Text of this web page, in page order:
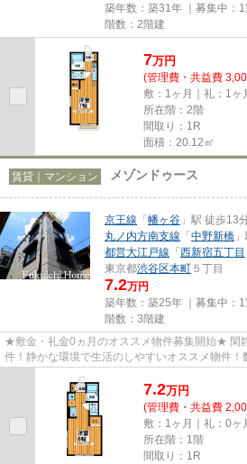
築年数：築31年 ｜募集中：
階数：2階建
7万円
(管理費・共益費
敷：1ヶ月｜礼：1ヶ
所在階：2階
間取り：1R
面積：20.12㎡
賃貸｜マンション メゾンドゥース
京王線 「幡ヶ谷 」駅 徒歩13
丸ノ内方南支線 「中野新橋
都営大江戸線 「西新宿五丁目
東京都渋谷区本町 ５丁目
7.2万円
築年数：築25年 ｜募集中：
階数：3階建
★敷金・礼金0ヵ月のオススメ物件募集開始★ 閑
件！静かな環境で生活のしやすいオススメ物件！
があるのもオススメのポイント！...
7.2万円
(管理費・共益費
敷：1ヶ月｜礼：0ヶ
所在階：1階
間取り：1R